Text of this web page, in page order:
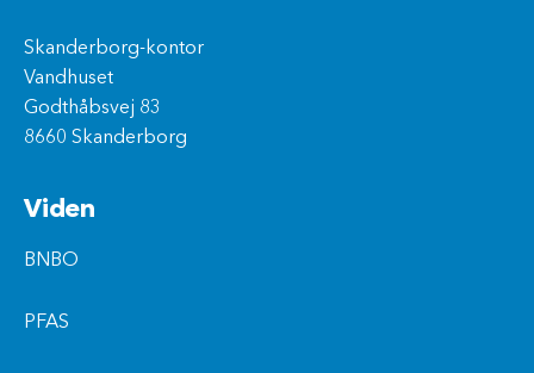
Skanderborg-kontor
Vandhuset
Godthåbsvej 83
8660 Skanderborg
Viden
BNBO
PFAS